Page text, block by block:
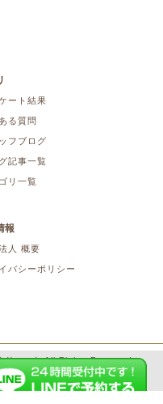
ート結果
る質問
フブログ
記事一覧
リ一覧
報
人 概要
バシーポリシー
リニック All Rights Reserved.
& SeitaiMeijin